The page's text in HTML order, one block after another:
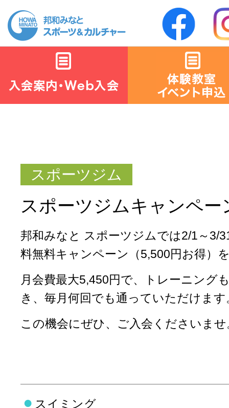
スポーツジムキャンペー
邦和みなと スポーツジムでは2/1～3/
料無料キャンペーン（5,500円お得）
月会費最大5,450円で、トレーニング
き、毎月何回でも通っていただけます
この機会にぜひ、ご入会くださいませ